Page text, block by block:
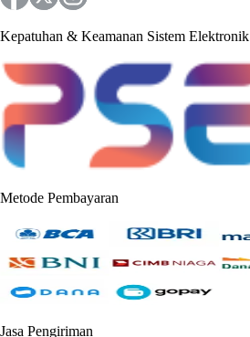
Kepatuhan & Keamanan Sistem Elektronik
Metode Pembayaran
Jasa Pengiriman